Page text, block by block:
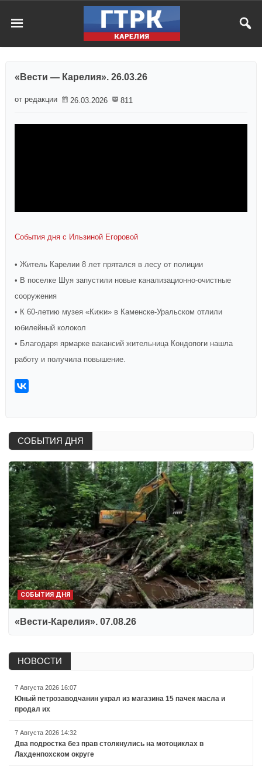
«Вести — Карелия». 26.03.26
от редакции 26.03.2026 811
События дня с Ильзиной Егоровой
• Житель Карелии 8 лет прятался в лесу от полиции
• В поселке Шуя запустили новые канализационно-очистные
сооружения
• К 60-летию музея «Кижи» в Каменске-Уральском отлили
юбилейный колокол
• Благодаря ярмарке вакансий жительница Кондопоги нашла
работу и получила повышение.
СОБЫТИЯ ДНЯ
СОБЫТИЯ ДНЯ
«Вести-Карелия». 07.08.26
НОВОСТИ
7 Августа 2026 16:07
Юный петрозаводчанин украл из магазина 15 пачек масла и
продал их
7 Августа 2026 14:32
Два подростка без прав столкнулись на мотоциклах в
Лахденпохском округе